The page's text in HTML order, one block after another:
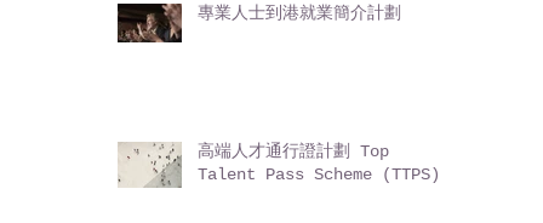
專業人士到港就業簡介計劃
高端人才通行證計劃 Top
Talent Pass Scheme (TTPS)